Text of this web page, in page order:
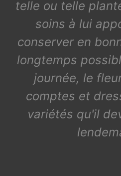
telle ou telle
soins à lui
conserver en
longtemps
journée, le
comptes et
variétés qu'il